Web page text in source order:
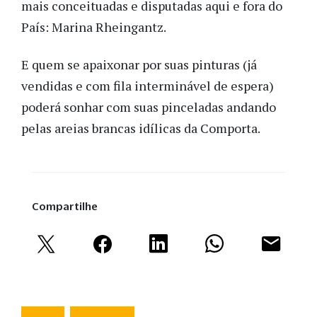
mais conceituadas e disputadas aqui e fora do
País: Marina Rheingantz.
E quem se apaixonar por suas pinturas (já
vendidas e com fila interminável de espera)
poderá sonhar com suas pinceladas andando
pelas areias brancas idílicas da Comporta.
Compartilhe